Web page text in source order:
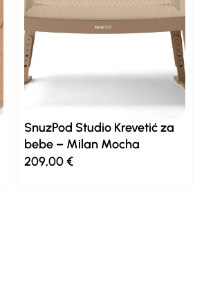
SnuzPod Studio Krevetić za
bebe – Milan Mocha
209,00€